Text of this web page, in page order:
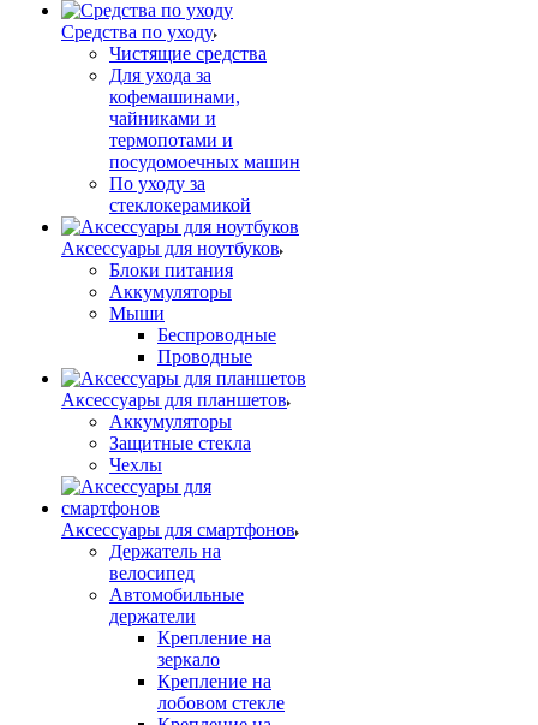
Средства по уходу
Чистящие средства
Для ухода за
кофемашинами,
чайниками и
термопотами и
посудомоечных машин
По уходу за
стеклокерамикой
Аксессуары для ноутбуков
Блоки питания
Аккумуляторы
Мыши
Беспроводные
Проводные
Аксессуары для планшетов
Аккумуляторы
Защитные стекла
Чехлы
Аксессуары для смартфонов
Держатель на
велосипед
Автомобильные
держатели
Крепление на
зеркало
Крепление на
лобовом стекле